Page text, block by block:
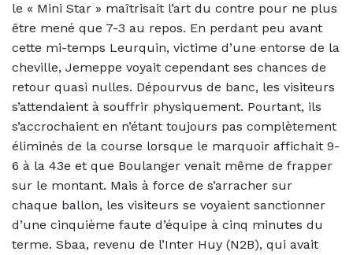
le « Mini Star » maîtrisait l’art du contre pour ne plus
être mené que 7-3 au repos. En perdant peu avant
cette mi-temps Leurquin, victime d’une entorse de la
cheville, Jemeppe voyait cependant ses chances de
retour quasi nulles. Dépourvus de banc, les visiteurs
s’attendaient à souffrir physiquement. Pourtant, ils
s’accrochaient en n’étant toujours pas complètement
éliminés de la course lorsque le marquoir affichait 9-
6 à la 43e et que Boulanger venait même de frapper
sur le montant. Mais à force de s’arracher sur
chaque ballon, les visiteurs se voyaient sanctionner
d’une cinquième faute d’équipe à cinq minutes du
terme. Sbaa, revenu de l’Inter Huy (N2B), qui avait